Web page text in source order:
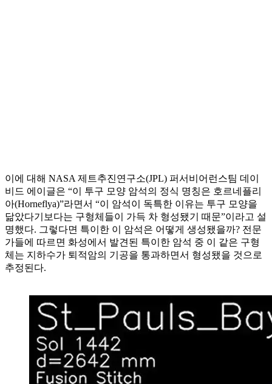
이에 대해 NASA 제트추진연구소(JPL) 퍼서비어런스팀 데이
비드 에이글은 “이 투구 모양 암석의 정식 명칭은 호르네플리
아(Horneflya)”라면서 “이 암석이 독특한 이유는 투구 모양을
닮았다기보다는 구형체들이 가득 차 형성됐기 때문”이라고 설
명했다. 그렇다면 특이한 이 암석은 어떻게 생성됐을까? 전문
가들에 따르면 화성에서 발견된 특이한 암석 중 이 같은 구형
체는 지하수가 퇴적암의 기공을 통과하면서 형성됐을 것으로
추정된다.